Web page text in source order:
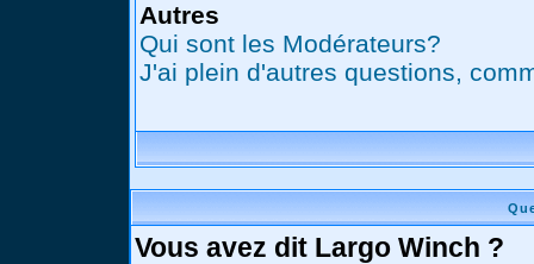
Autres
Qui sont les Modérateurs?
J'ai plein d'autres questions,
Vous avez dit Largo Winch ?